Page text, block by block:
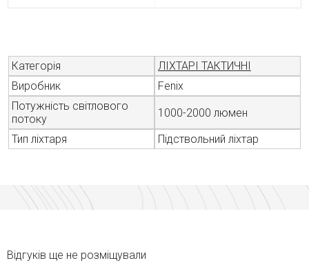
Категорія
ЛІХТАРІ ТАКТИЧНІ
Виробник
Fenix
Потужність світлового
потоку
1000-2000 люмен
Тип ліхтаря Підствольний ліхтар
Відгуків ще не розміщували